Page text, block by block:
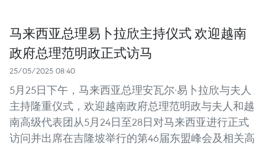
马来西亚总理易卜拉欣主持仪式 欢迎越南
政府总理范明政正式访马
25/05/2025 08:40
5月25日下午，马来西亚总理安瓦尔·易卜拉欣与夫人
主持隆重仪式，欢迎越南政府总理范明政与夫人和越
南高级代表团从5月24日至28日对马来西亚进行正式
访问并出席在吉隆坡举行的第46届东盟峰会及相关高